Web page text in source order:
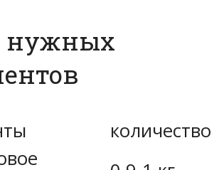
нужных
количество